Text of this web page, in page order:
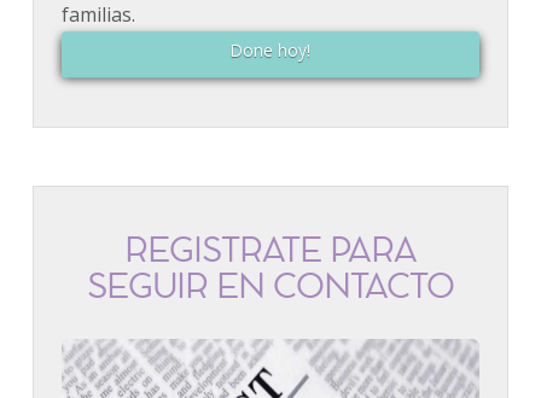
familias.
Done hoy!
REGÍSTRATE PARA
SEGUIR EN CONTACTO